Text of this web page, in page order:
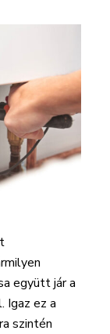
együtt jár a
Igaz ez a
szintén